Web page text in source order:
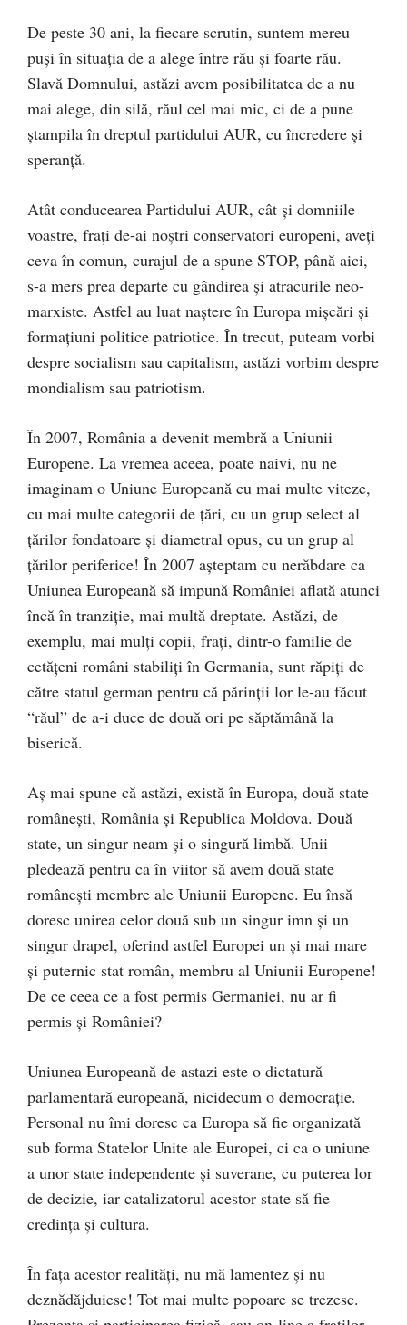
De peste 30 ani, la fiecare scrutin, suntem mereu
puși în situația de a alege între rău și foarte rău.
Slavă Domnului, astăzi avem posibilitatea de a nu
mai alege, din silă, răul cel mai mic, ci de a pune
ștampila în dreptul partidului AUR, cu încredere și
speranță.
Atât conducearea Partidului AUR, cât și domniile
voastre, frați de-ai noștri conservatori europeni, aveți
ceva în comun, curajul de a spune STOP, până aici,
s-a mers prea departe cu gândirea și atracurile neo-
marxiste. Astfel au luat naștere în Europa mișcări și
formațiuni politice patriotice. În trecut, puteam vorbi
despre socialism sau capitalism, astăzi vorbim despre
mondialism sau patriotism.
În 2007, România a devenit membră a Uniunii
Europene. La vremea aceea, poate naivi, nu ne
imaginam o Uniune Europeană cu mai multe viteze,
cu mai multe categorii de țări, cu un grup select al
țărilor fondatoare și diametral opus, cu un grup al
țărilor periferice! În 2007 așteptam cu nerăbdare ca
Uniunea Europeană să impună României aflată atunci
încă în tranziție, mai multă dreptate. Astăzi, de
exemplu, mai mulți copii, frați, dintr-o familie de
cetățeni români stabiliți în Germania, sunt răpiți de
către statul german pentru că părinții lor le-au făcut
“răul” de a-i duce de două ori pe săptămână la
biserică.
Aș mai spune că astăzi, există în Europa, două state
românești, România și Republica Moldova. Două
state, un singur neam și o singură limbă. Unii
pledează pentru ca în viitor să avem două state
românești membre ale Uniunii Europene. Eu însă
doresc unirea celor două sub un singur imn și un
singur drapel, oferind astfel Europei un și mai mare
și puternic stat român, membru al Uniunii Europene!
De ce ceea ce a fost permis Germaniei, nu ar fi
permis și României?
Uniunea Europeană de astazi este o dictatură
parlamentară europeană, nicidecum o democrație.
Personal nu îmi doresc ca Europa să fie organizată
sub forma Statelor Unite ale Europei, ci ca o uniune
a unor state independente și suverane, cu puterea lor
de decizie, iar catalizatorul acestor state să fie
credința și cultura.
În fața acestor realități, nu mă lamentez și nu
deznădăjduiesc! Tot mai multe popoare se trezesc.